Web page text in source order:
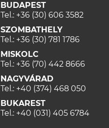
BUDAPEST
Tel.: +36 (30) 606 3582
SZOMBATHELY
Tel.: +36 (30) 781 1786
MISKOLC
Tel.: +36 (70) 442 8666
NAGYVÁRAD
Tel.: +40 (374) 468 050
BUKAREST
Tel.: +40 (031) 405 6784